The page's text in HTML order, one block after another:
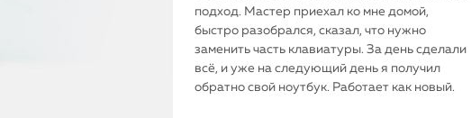
подход. Мастер приехал ко мне домой,
быстро разобрался, сказал, что нужно
заменить часть клавиатуры. За день сделали
всё, и уже на следующий день я получил
обратно свой ноутбук. Работает как новый.